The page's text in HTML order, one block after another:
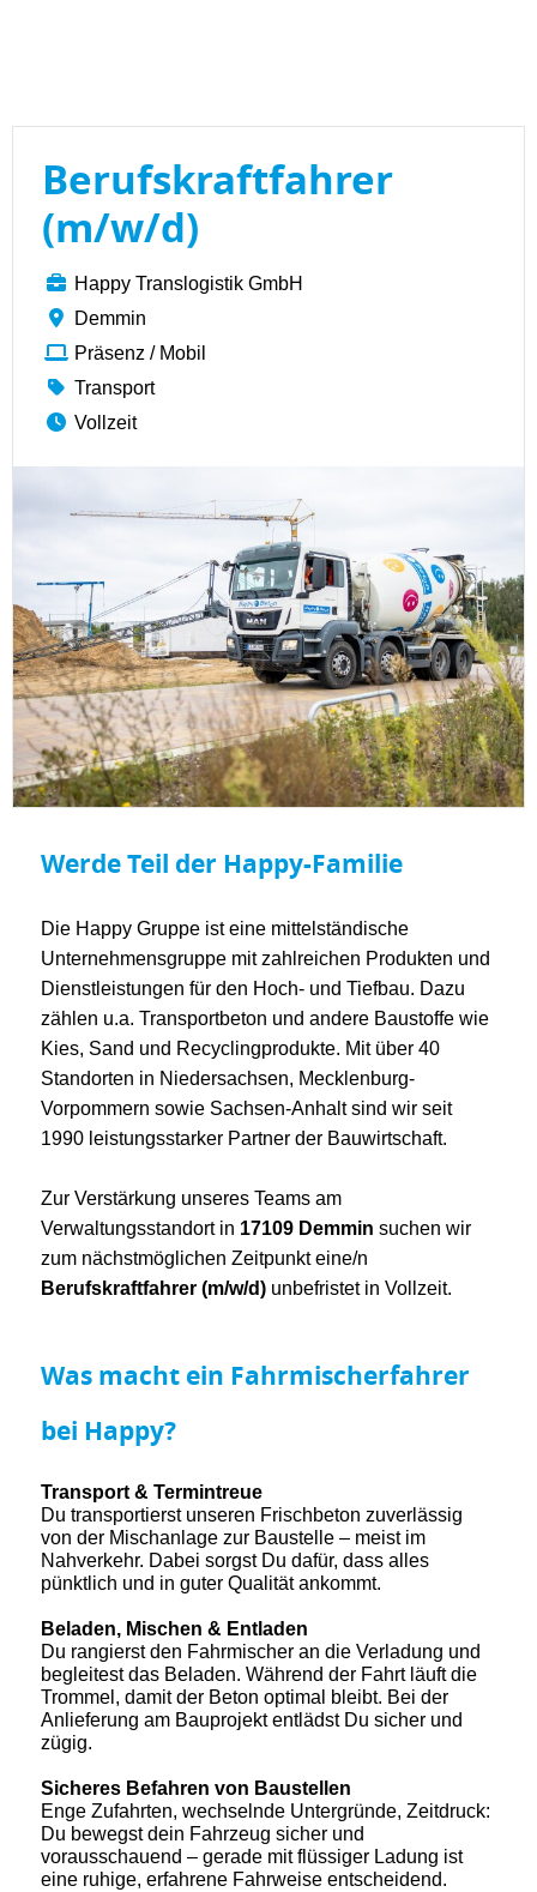
Berufskraftfahrer
(m/w/d)
Happy Translogistik GmbH
Demmin
Präsenz / Mobil
Transport
Vollzeit
Werde Teil der Happy-Familie
Die Happy Gruppe ist eine mittelständische
Unternehmensgruppe mit zahlreichen Produkten und
Dienstleistungen für den Hoch- und Tiefbau. Dazu
zählen u.a. Transportbeton und andere Baustoffe wie
Kies, Sand und Recyclingprodukte. Mit über 40
Standorten in Niedersachsen, Mecklenburg-
Vorpommern sowie Sachsen-Anhalt sind wir seit
1990 leistungsstarker Partner der Bauwirtschaft.
Zur Verstärkung unseres Teams am
Verwaltungsstandort in 17109 Demmin suchen wir
zum nächstmöglichen Zeitpunkt eine/n
Berufskraftfahrer (m/w/d) unbefristet in Vollzeit.
Was macht ein Fahrmischerfahrer
bei Happy?
Transport & Termintreue
Du transportierst unseren Frischbeton zuverlässig
von der Mischanlage zur Baustelle – meist im
Nahverkehr. Dabei sorgst Du dafür, dass alles
pünktlich und in guter Qualität ankommt.
Beladen, Mischen & Entladen
Du rangierst den Fahrmischer an die Verladung und
begleitest das Beladen. Während der Fahrt läuft die
Trommel, damit der Beton optimal bleibt. Bei der
Anlieferung am Bauprojekt entlädst Du sicher und
zügig.
Sicheres Befahren von Baustellen
Enge Zufahrten, wechselnde Untergründe, Zeitdruck:
Du bewegst dein Fahrzeug sicher und
vorausschauend – gerade mit flüssiger Ladung ist
eine ruhige, erfahrene Fahrweise entscheidend.